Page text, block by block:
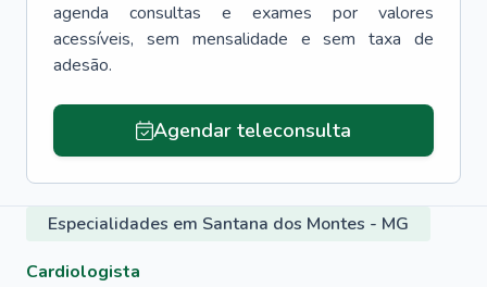
agenda consultas e exames por valores
acessíveis, sem mensalidade e sem taxa de
adesão.
Agendar teleconsulta
Especialidades em Santana dos Montes - MG
Cardiologista